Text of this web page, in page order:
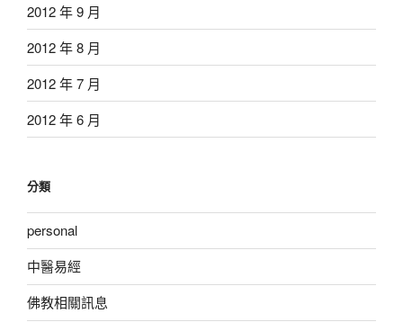
2012 年 9 月
2012 年 8 月
2012 年 7 月
2012 年 6 月
分類
personal
中醫易經
佛教相關訊息